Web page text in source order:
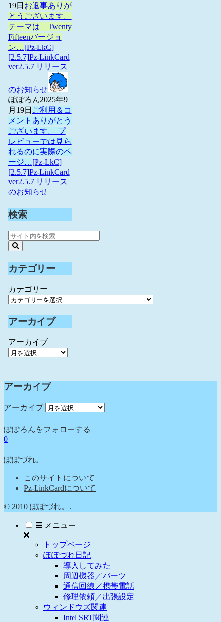
19日 お返事ありが
とうございます。
テーマは Twenty
Fifteenバージョ
ン…[Pz-LkC]
[2.5.7]Pz-LinkCard
ver2.5.7 リリース
のお知らせ
ぽぽろん2025年9
月19日 ご利用＆コ
メントありがとう
ございます。 プ
レビューでは見ら
れるのに実際のペ
ージ…[Pz-LkC]
[2.5.7]Pz-LinkCard
ver2.5.7 リリース
のお知らせ
検索
カテゴリー
カテゴリー
アーカイブ
アーカイブ
アーカイブ
アーカイブ
ぽぽろんをフォローする
0
ぽぽづれ。
このサイトについて
Pz-LinkCardについて
© 2010 ぽぽづれ。.
メニュー
トップページ
ぽぽづれ日記
導入してみた
周辺機器／パーツ
通信回線／携帯電話
修理依頼／出張設定
ウィンドウズ関連
Intel SRT関連